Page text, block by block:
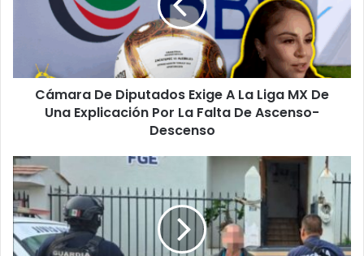
De
Explicación
Falta
De
Ascenso-
Descenso
Cámara De Diputados Exige A La Liga MX De
Una Explicación Por La Falta De Ascenso-
Descenso
#Michoacán
Detienen
A
HDSPM
Que
Abusó